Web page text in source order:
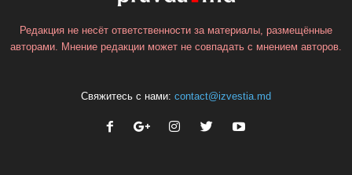
Редакция не несёт ответственности за материалы, размещённые
авторами. Мнение редакции может не совпадать с мнением авторов.
Свяжитесь с нами: contact@izvestia.md